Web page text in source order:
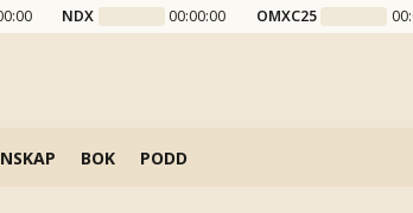
NDX 00:00:00 OMXC25
BOK PODD